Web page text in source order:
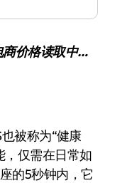
商价格读取中…
被称为“健康
，仅需在日常如
的5秒钟内，它